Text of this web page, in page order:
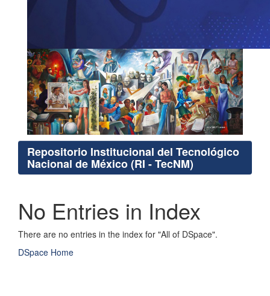
Repositorio Institucional del Tecnológico
Nacional de México (RI - TecNM)
No Entries in Index
There are no entries in the index for "All of DSpace".
DSpace Home